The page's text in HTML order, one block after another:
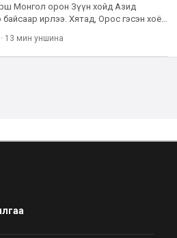
Монгол орон Зүүн хойд Азид
ирлээ. Хятад, Орос гэсэн хоёр
· 13 мин уншина